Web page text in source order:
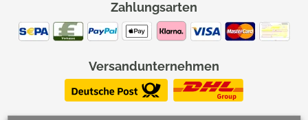
Zahlungsarten
Versandunternehmen